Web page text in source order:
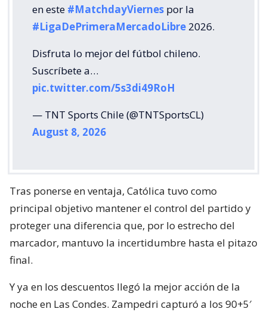
en este #MatchdayViernes por la
#LigaDePrimeraMercadoLibre 2026.
Disfruta lo mejor del fútbol chileno.
Suscríbete a…
pic.twitter.com/5s3di49RoH
— TNT Sports Chile (@TNTSportsCL)
August 8, 2026
Tras ponerse en ventaja, Católica tuvo como
principal objetivo mantener el control del partido y
proteger una diferencia que, por lo estrecho del
marcador, mantuvo la incertidumbre hasta el pitazo
final.
Y ya en los descuentos llegó la mejor acción de la
noche en Las Condes. Zampedri capturó a los 90+5′